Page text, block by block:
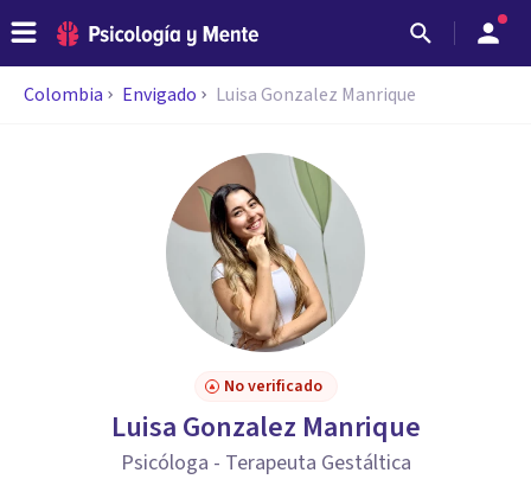
Colombia Envigado Luisa Gonzalez Manrique
No verificado
Luisa Gonzalez Manrique
Psicóloga - Terapeuta Gestáltica